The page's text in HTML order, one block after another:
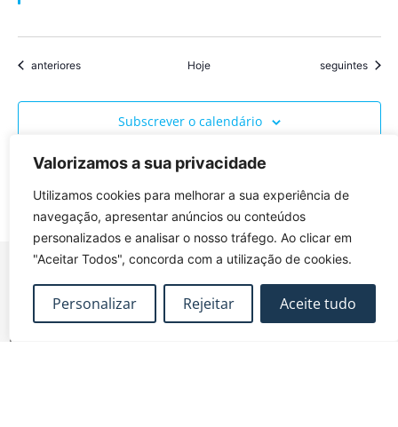
Valorizamos a sua privacidade
Utilizamos cookies para melhorar a sua experiência de
navegação, apresentar anúncios ou conteúdos
personalizados e analisar o nosso tráfego. Ao clicar em
"Aceitar Todos", concorda com a utilização de cookies.
Personalizar Rejeitar Aceite tudo
Eventos
anteriores Hoje Eventos
seguintes
Subscrever o calendário
FUNDEC – Associação para a Formação e o